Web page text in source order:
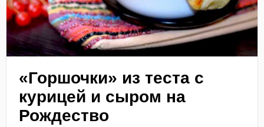
«Горшочки» из теста с
курицей и сыром на
Рождество